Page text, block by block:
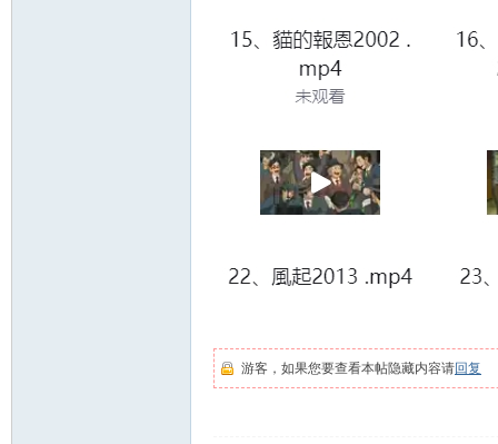
游客，如果您要查看本帖隐藏内容请回复